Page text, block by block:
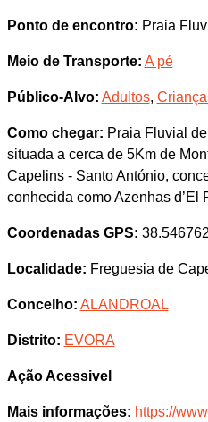
Ponto de encontro: Praia
Meio de Transporte: A pé
Público-Alvo: Adultos,
Como chegar: Praia Fluvial
situada a cerca de 5Km de
Capelins - Santo António,
conhecida como Azenhas d’El
Coordenadas GPS:
Localidade: Freguesia de
Concelho: ALANDROAL
Distrito: EVORA
Ação Acessivel
Mais informações: https://